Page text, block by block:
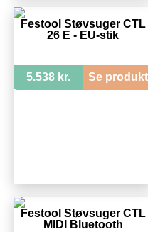
Festool Støvsuger CTL
26 E - EU-stik
5.538 kr. Se produkt
Festool Støvsuger CTL
MIDI Bluetooth